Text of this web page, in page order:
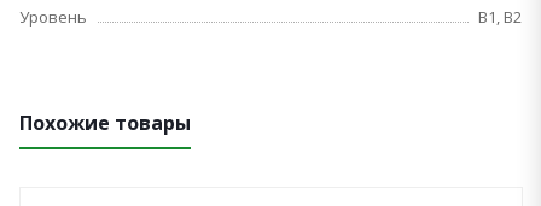
Уровень
B1, B2
Похожие товары